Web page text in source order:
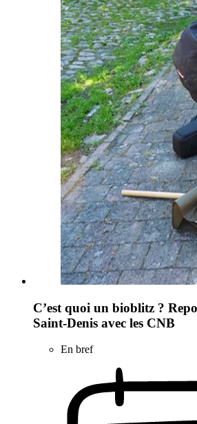
C’est quoi un bioblitz ?
Saint-Denis avec les CNB
En bref